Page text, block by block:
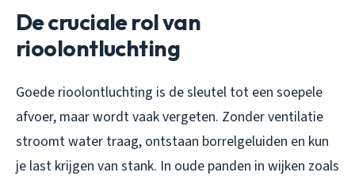
De cruciale rol van
rioolontluchting
Goede rioolontluchting is de sleutel tot een soepele
afvoer, maar wordt vaak vergeten. Zonder ventilatie
stroomt water traag, ontstaan borrelgeluiden en kun
je last krijgen van stank. In oude panden in wijken zoals